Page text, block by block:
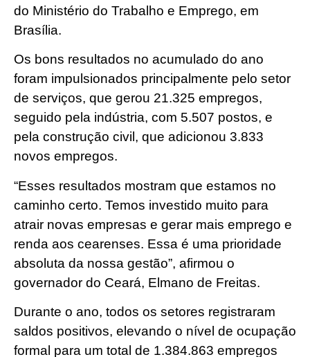
do Ministério do Trabalho e Emprego, em
Brasília.
Os bons resultados no acumulado do ano
foram impulsionados principalmente pelo setor
de serviços, que gerou 21.325 empregos,
seguido pela indústria, com 5.507 postos, e
pela construção civil, que adicionou 3.833
novos empregos.
“Esses resultados mostram que estamos no
caminho certo. Temos investido muito para
atrair novas empresas e gerar mais emprego e
renda aos cearenses. Essa é uma prioridade
absoluta da nossa gestão”, afirmou o
governador do Ceará, Elmano de Freitas.
Durante o ano, todos os setores registraram
saldos positivos, elevando o nível de ocupação
formal para um total de 1.384.863 empregos